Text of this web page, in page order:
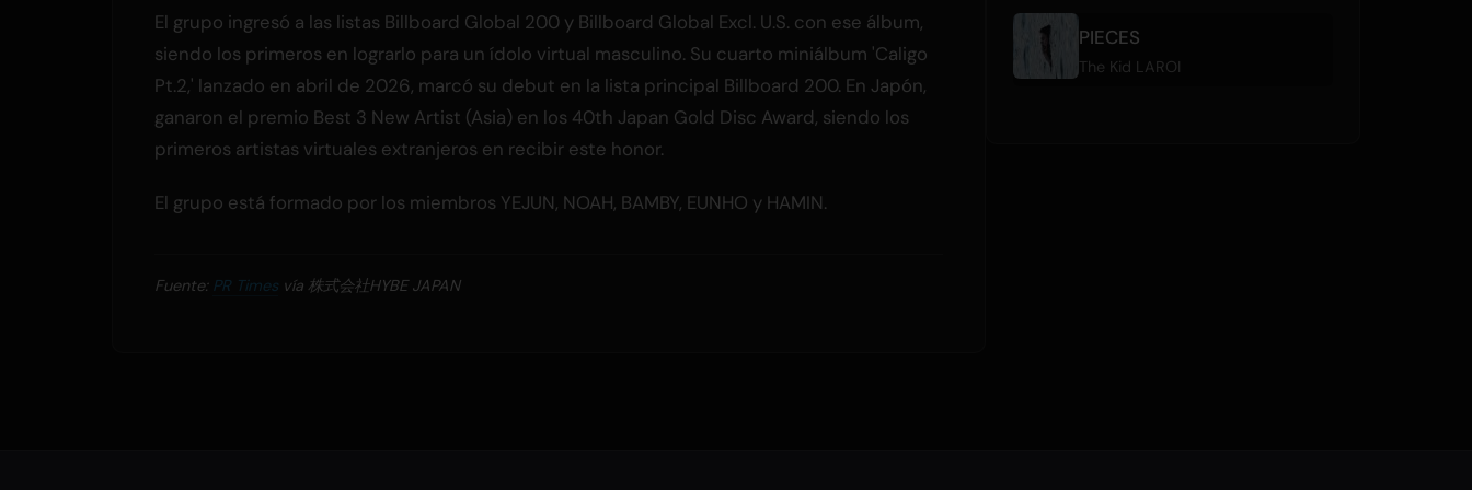
El grupo ingresó a las listas Billboard Global 200 y Billboard Global Excl. U.S. con ese álbum,
siendo los primeros en lograrlo para un ídolo virtual masculino. Su cuarto miniálbum 'Caligo
Pt.2,' lanzado en abril de 2026, marcó su debut en la lista principal Billboard 200. En Japón,
ganaron el premio Best 3 New Artist (Asia) en los 40th Japan Gold Disc Award, siendo los
primeros artistas virtuales extranjeros en recibir este honor.
El grupo está formado por los miembros YEJUN, NOAH, BAMBY, EUNHO y HAMIN.
Fuente: PR Times vía 株式会社HYBE JAPAN
PIECES
The Kid LAROI